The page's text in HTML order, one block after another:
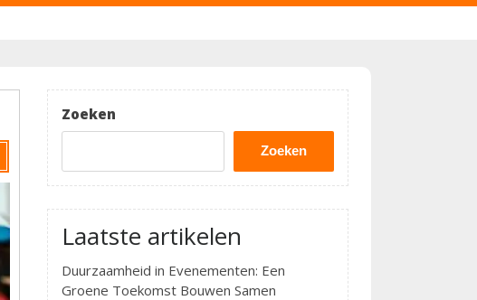
Zoeken
Zoeken
Laatste artikelen
Duurzaamheid in Evenementen: Een
Groene Toekomst Bouwen Samen